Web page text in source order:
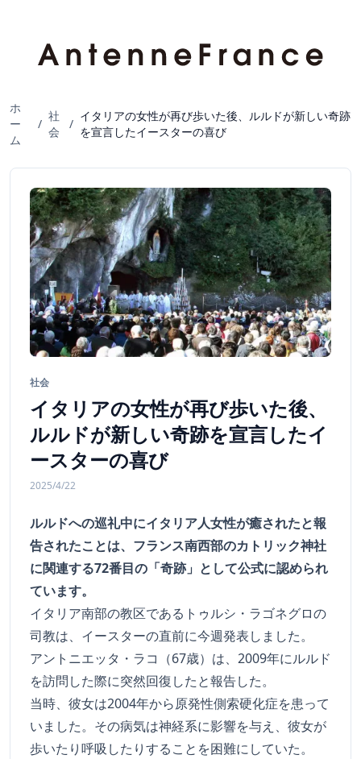
ホ
ー
ム
/
社
会
/
イタリアの女性が再び歩いた後、ルルドが新しい奇跡
を宣言したイースターの喜び
社会
イタリアの女性が再び歩いた後、
ルルドが新しい奇跡を宣言したイ
ースターの喜び
2025/4/22
ルルドへの巡礼中にイタリア人女性が癒されたと報
告されたことは、フランス南西部のカトリック神社
に関連する72番目の「奇跡」として公式に認められ
ています。
イタリア南部の教区であるトゥルシ・ラゴネグロの
司教は、イースターの直前に今週発表しました。
アントニエッタ・ラコ（67歳）は、2009年にルルド
を訪問した際に突然回復したと報告した。
当時、彼女は2004年から原発性側索硬化症を患って
いました。その病気は神経系に影響を与え、彼女が
歩いたり呼吸したりすることを困難にしていた。